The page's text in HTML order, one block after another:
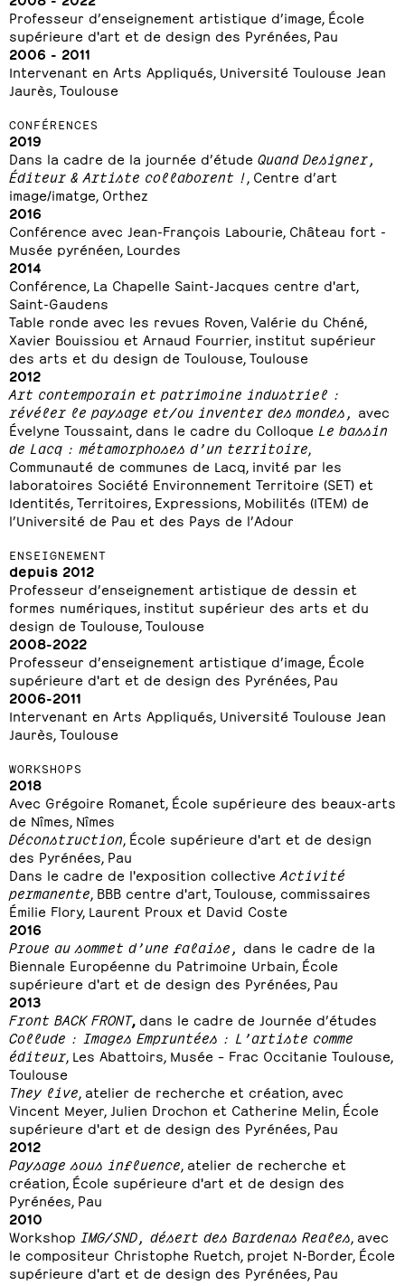
Professeur d’enseignement artistique d’image, École
supérieure d'art et de design des Pyrénées, Pau
2006 - 2011
Intervenant en Arts Appliqués, Université Toulouse Jean
Jaurès, Toulouse
CONFÉRENCES
2019
Dans la cadre de la journée d’étude Quand Designer,
Éditeur & Artiste collaborent ! , Centre d’art
image/imatge, Orthez
2016
Conférence avec Jean-François Labourie, Château fort -
Musée pyrénéen, Lourdes
2014
Conférence, La Chapelle Saint-Jacques centre d'art,
Saint-Gaudens
Table ronde avec les revues Roven, Valérie du Chéné,
Xavier Bouissiou et Arnaud Fourrier, institut supérieur
des arts et du design de Toulouse, Toulouse
2012
Art contemporain et patrimoine industriel :
révéler le paysage et/ou inventer des mondes,
avec
Évelyne Toussaint, dans le cadre du Colloque Le bassin
de Lacq : métamorphoses d’un territoire
Communauté de communes de Lacq, invité par les
laboratoires Société Environnement Territoire (SET) et
Identités, Territoires, Expressions, Mobilités (ITEM) de
l’Université de Pau et des Pays de l’Adour
ENSEIGNEMENT
depuis 2012
Professeur d’enseignement artistique de dessin et
formes numériques, institut supérieur des arts et du
design de Toulouse, Toulouse
2008-2022
Professeur d’enseignement artistique d’image, École
supérieure d'art et de design des Pyrénées, Pau
2006-2011
Intervenant en Arts Appliqués, Université Toulouse Jean
Jaurès, Toulouse
WORKSHOPS
2018
Avec Grégoire Romanet, École supérieure des beaux-arts
de Nîmes, Nîmes
Déconstruction , École supérieure d'art et de design
des Pyrénées, Pau
Dans le cadre de l'exposition collective Activité
permanente , BBB centre d'art, Toulouse, commissaires
Émilie Flory, Laurent Proux et David Coste
2016
Proue au sommet d’une falaise,
dans le cadre de la
Biennale Européenne du Patrimoine Urbain, École
supérieure d'art et de design des Pyrénées, Pau
2013
Front BACK FRONT, dans le cadre de Journée d’études
Collude : Images Empruntées : L’artiste comme
éditeur , Les Abattoirs, Musée – Frac Occitanie Toulouse,
Toulouse
They live , atelier de recherche et création, avec
Vincent Meyer, Julien Drochon et Catherine Melin, École
supérieure d'art et de design des Pyrénées, Pau
2012
Paysage sous influence , atelier de recherche et
création, École supérieure d'art et de design des
Pyrénées, Pau
2010
Workshop IMG/SND, désert des Bardenas Reales , avec
le compositeur Christophe Ruetch, projet N-Border, École
supérieure d'art et de design des Pyrénées, Pau